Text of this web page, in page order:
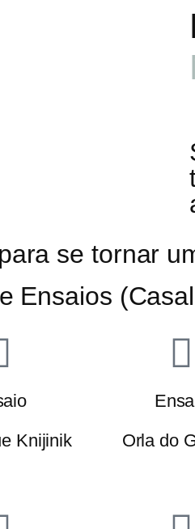
se tornar
Ensaios
Knijinik
Orla do